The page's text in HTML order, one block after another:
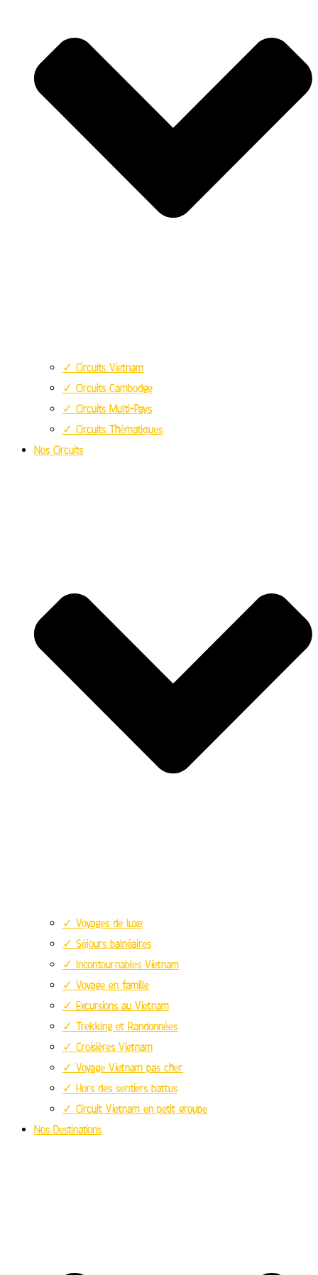
✓ Circuits Vietnam
✓ Circuits Cambodge
✓ Circuits Multi-Pays
✓ Circuits Thématiques
Nos Circuits
✓ Voyages de luxe
✓ Séjours balnéaires
✓ Incontournables Vietnam
✓ Voyage en famille
✓ Excursions au Vietnam
✓ Trekking et Randonnées
✓ Croisières Vietnam
✓ Voyage Vietnam pas cher
✓ Hors des sentiers battus
✓ Circuit Vietnam en petit groupe
Nos Destinations